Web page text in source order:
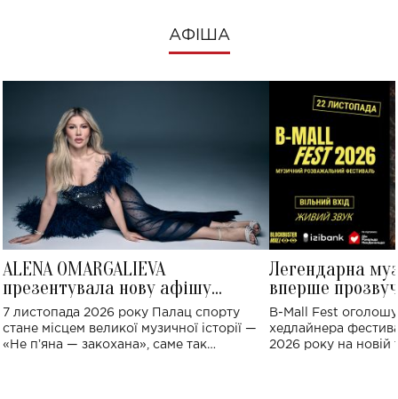
АФІША
ALENA OMARGALIEVA
презентувала нову афішу
великого концерту в Палаці
спорту
7 листопада 2026 року Палац спорту
стане місцем великої музичної історії —
«Не пʼяна — закохана», саме так
Легендарна
вперше
Україні: де
B-Mall Fest
хедлайнера
2026 року на новій